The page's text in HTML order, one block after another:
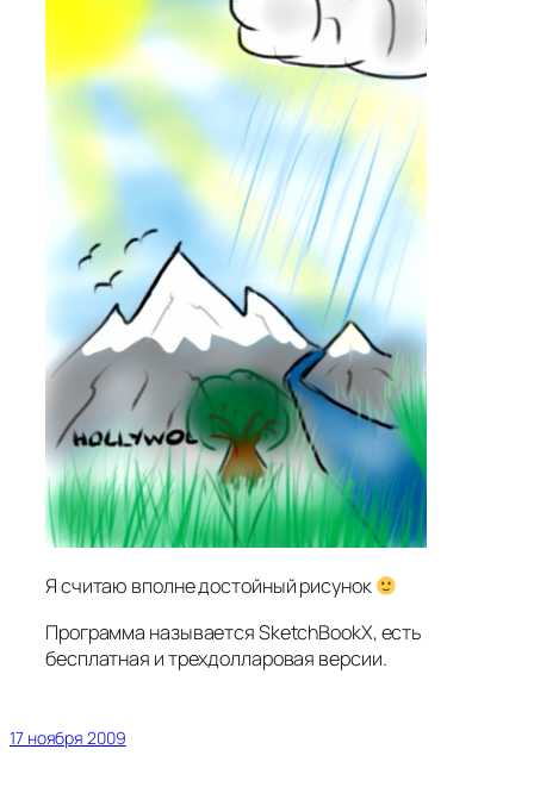
Я считаю вполне достойный рисунок
Программа называется SketchBookX, есть
бесплатная и трехдолларовая версии.
17 ноября 2009